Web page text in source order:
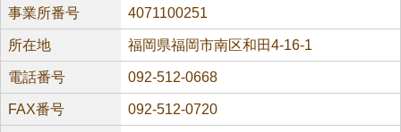
事業所番号 4071100251
所在地 福岡県福岡市南区和田4-16-1
電話番号 092-512-0668
FAX番号 092-512-0720